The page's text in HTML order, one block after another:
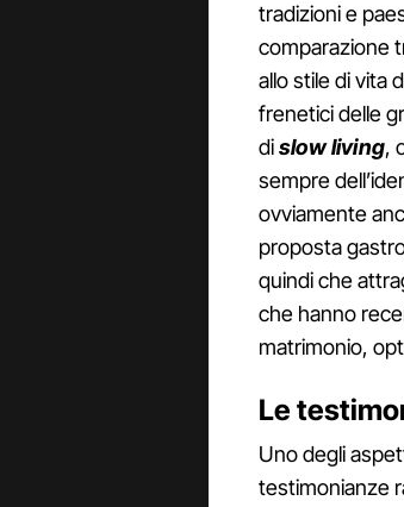
tradizioni e
comparazione
allo stile di vita
frenetici delle
dislow living,
sempre
ovviamente
proposta
quindi che
che hanno
matrimonio,
Le
Uno degli
testimonianze